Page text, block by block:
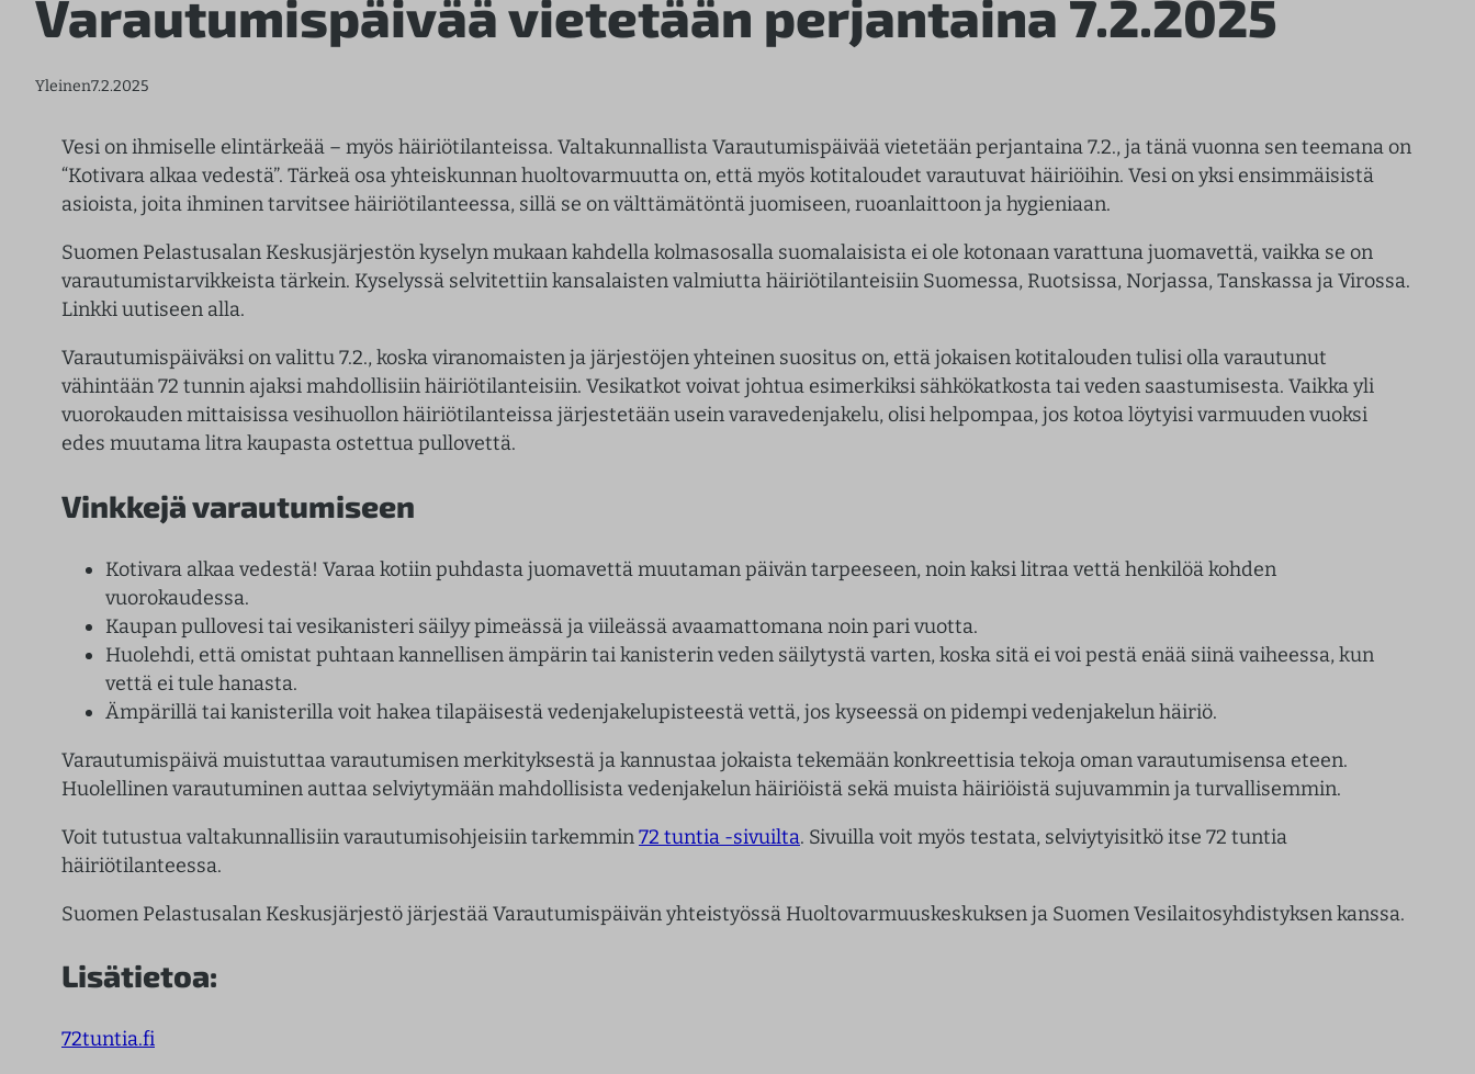
Varautumispäivää vietetään perjantaina 7.2.2025
Yleinen7.2.2025
Vesi on ihmiselle elintärkeää – myös häiriötilanteissa. Valtakunnallista Varautumispäivää vietetään perjantaina 7.2., ja tänä vuonna sen teemana on
“Kotivara alkaa vedestä”. Tärkeä osa yhteiskunnan huoltovarmuutta on, että myös kotitaloudet varautuvat häiriöihin. Vesi on yksi ensimmäisistä
asioista, joita ihminen tarvitsee häiriötilanteessa, sillä se on välttämätöntä juomiseen, ruoanlaittoon ja hygieniaan.
Suomen Pelastusalan Keskusjärjestön kyselyn mukaan kahdella kolmasosalla suomalaisista ei ole kotonaan varattuna juomavettä, vaikka se on
varautumistarvikkeista tärkein. Kyselyssä selvitettiin kansalaisten valmiutta häiriötilanteisiin Suomessa, Ruotsissa, Norjassa, Tanskassa ja Virossa.
Linkki uutiseen alla.
Varautumispäiväksi on valittu 7.2., koska viranomaisten ja järjestöjen yhteinen suositus on, että jokaisen kotitalouden tulisi olla varautunut
vähintään 72 tunnin ajaksi mahdollisiin häiriötilanteisiin. Vesikatkot voivat johtua esimerkiksi sähkökatkosta tai veden saastumisesta. Vaikka yli
vuorokauden mittaisissa vesihuollon häiriötilanteissa järjestetään usein varavedenjakelu, olisi helpompaa, jos kotoa löytyisi varmuuden vuoksi
edes muutama litra kaupasta ostettua pullovettä.
Vinkkejä varautumiseen
Kotivara alkaa vedestä! Varaa kotiin puhdasta juomavettä muutaman päivän tarpeeseen, noin kaksi litraa vettä henkilöä kohden
vuorokaudessa.
Kaupan pullovesi tai vesikanisteri säilyy pimeässä ja viileässä avaamattomana noin pari vuotta.
Huolehdi, että omistat puhtaan kannellisen ämpärin tai kanisterin veden säilytystä varten, koska sitä ei voi pestä enää siinä vaiheessa, kun
vettä ei tule hanasta.
Ämpärillä tai kanisterilla voit hakea tilapäisestä vedenjakelupisteestä vettä, jos kyseessä on pidempi vedenjakelun häiriö.
Varautumispäivä muistuttaa varautumisen merkityksestä ja kannustaa jokaista tekemään konkreettisia tekoja oman varautumisensa eteen.
Huolellinen varautuminen auttaa selviytymään mahdollisista vedenjakelun häiriöistä sekä muista häiriöistä sujuvammin ja turvallisemmin.
Voit tutustua valtakunnallisiin varautumisohjeisiin tarkemmin72 tuntia -sivuilta. Sivuilla voit myös testata, selviytyisitkö itse 72 tuntia
häiriötilanteessa.
Suomen Pelastusalan Keskusjärjestö järjestää Varautumispäivän yhteistyössä Huoltovarmuuskeskuksen ja Suomen Vesilaitosyhdistyksen kanssa.
Lisätietoa:
72tuntia.fi